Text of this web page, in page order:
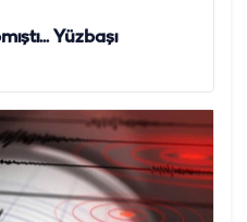
Yüzbaşı